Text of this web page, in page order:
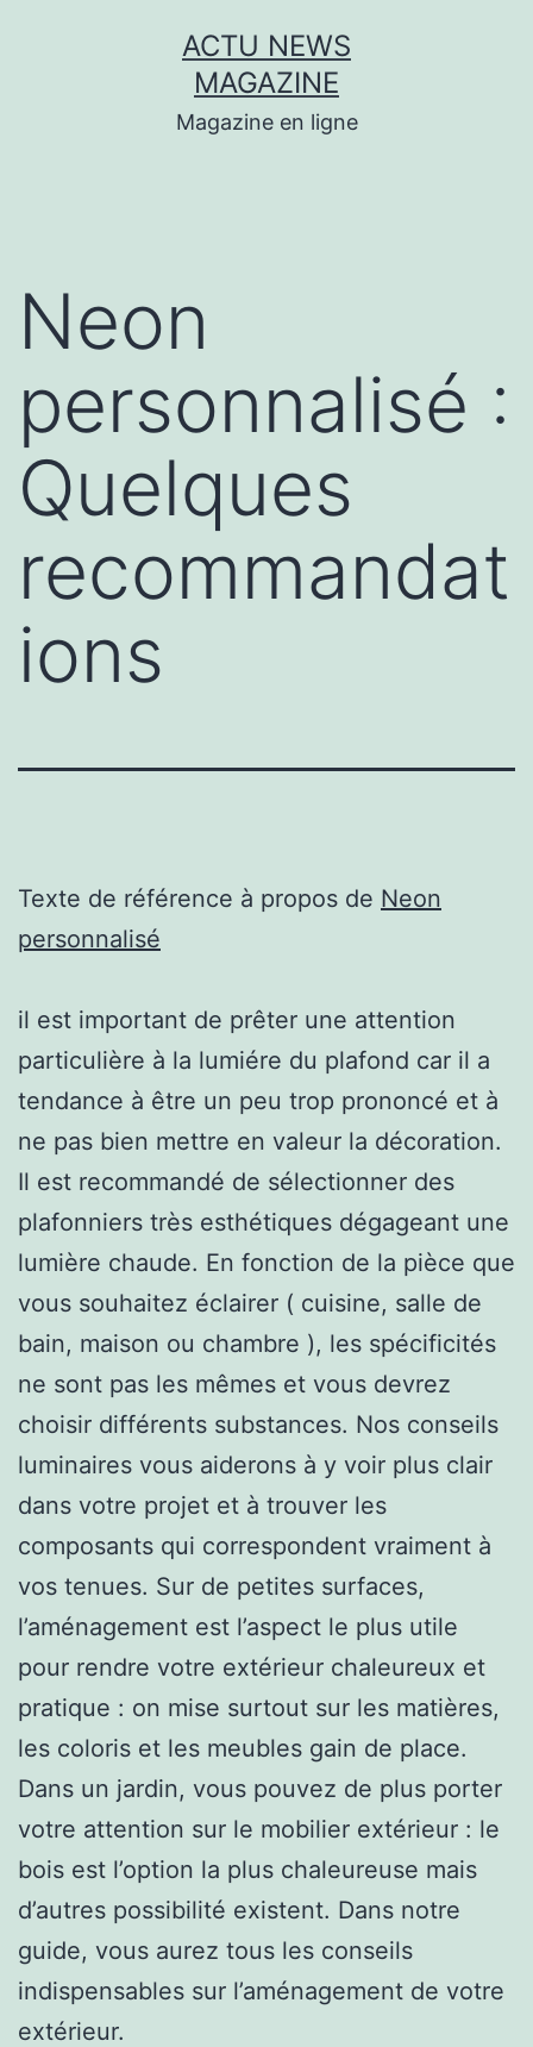
ACTU NEWS
MAGAZINE
Magazine en ligne
Neon
personnalisé :
Quelques
recommandat
ions
Texte de référence à propos de Neon
personnalisé
il est important de prêter une attention
particulière à la lumiére du plafond car il a
tendance à être un peu trop prononcé et à
ne pas bien mettre en valeur la décoration.
Il est recommandé de sélectionner des
plafonniers très esthétiques dégageant une
lumière chaude. En fonction de la pièce que
vous souhaitez éclairer ( cuisine, salle de
bain, maison ou chambre ), les spécificités
ne sont pas les mêmes et vous devrez
choisir différents substances. Nos conseils
luminaires vous aiderons à y voir plus clair
dans votre projet et à trouver les
composants qui correspondent vraiment à
vos tenues. Sur de petites surfaces,
l’aménagement est l’aspect le plus utile
pour rendre votre extérieur chaleureux et
pratique : on mise surtout sur les matières,
les coloris et les meubles gain de place.
Dans un jardin, vous pouvez de plus porter
votre attention sur le mobilier extérieur : le
bois est l’option la plus chaleureuse mais
d’autres possibilité existent. Dans notre
guide, vous aurez tous les conseils
indispensables sur l’aménagement de votre
extérieur.